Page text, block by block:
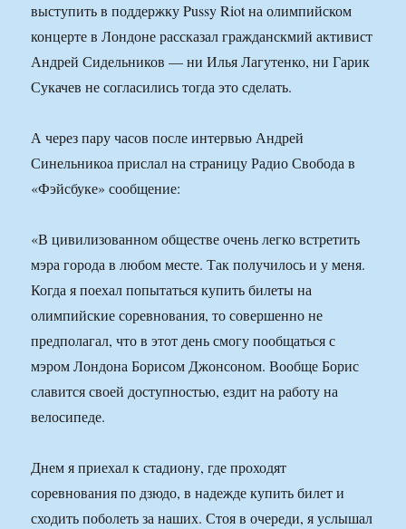
выступить в поддержку Pussy Riot на олимпийском
концерте в Лондоне рассказал гражданскмий активист
Андрей Сидельников — ни Илья Лагутенко, ни Гарик
Сукачев не согласились тогда это сделать.
А через пару часов после интервью Андрей
Синельникоа прислал на страницу Радио Свобода в
«Фэйсбуке» сообщение:
«В цивилизованном обществе очень легко встретить
мэра города в любом месте. Так получилось и у меня.
Когда я поехал попытаться купить билеты на
олимпийские соревнования, то совершенно не
предполагал, что в этот день смогу пообщаться с
мэром Лондона Борисом Джонсоном. Вообще Борис
славится своей доступностью, ездит на работу на
велосипеде.
Днем я приехал к стадиону, где проходят
соревнования по дзюдо, в надежде купить билет и
сходить поболеть за наших. Стоя в очереди, я услышал